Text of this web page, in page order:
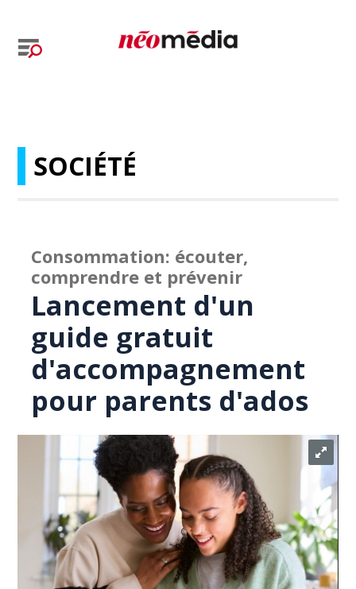
SOCIÉTÉ
Consommation: écouter,
comprendre et prévenir
Lancement d'un
guide gratuit
d'accompagnement
pour parents d'ados